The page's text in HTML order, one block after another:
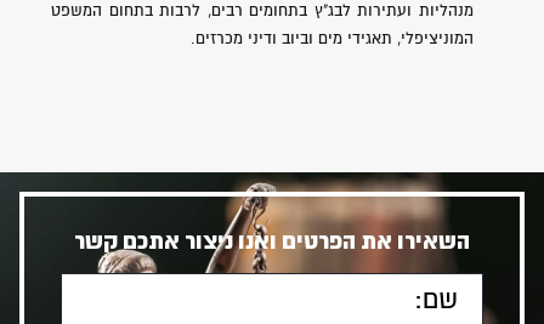
מנהליות ועתירות לבג"ץ בתחומים רבים, לרבות בתחום המשפט
המוניציפלי, תאגידי מים וביוב ודיני מכרזים.
השאירו את הפרטים ואנו ניצור אתכם קשר